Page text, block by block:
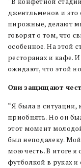
джентльменов и
пирожные, делают
говорят о том, что
особенное. На этой
ресторанах и кафе.
ожидают, что этой
Они защищают
“Я была в
приобнять. Но он
этот момент
был неподалеку.
мою честь. В итоге я
футболкой в руках